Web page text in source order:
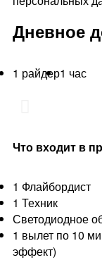
Дневное
1 райдер1 час
Что входит в
1 Флайбордист
1 Техник
Светодиодное
1 вылет по 10
эффект)